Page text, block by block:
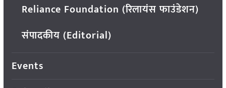
Reliance Foundation (रिलायंस फाउंडेशन)
संपादकीय (Editorial)
Events